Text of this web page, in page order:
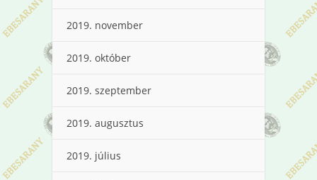
2019. november
2019. október
2019. szeptember
2019. augusztus
2019. július